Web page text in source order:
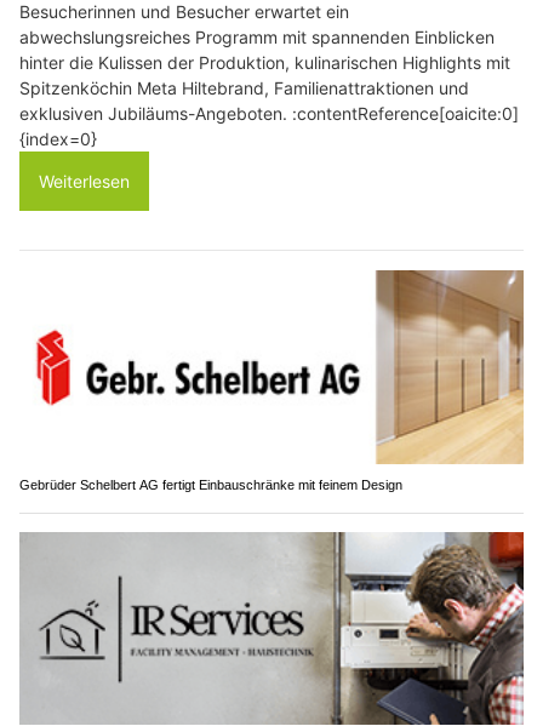
Besucherinnen und Besucher erwartet ein
abwechslungsreiches Programm mit spannenden Einblicken
hinter die Kulissen der Produktion, kulinarischen Highlights mit
Spitzenköchin Meta Hiltebrand, Familienattraktionen und
exklusiven Jubiläums-Angeboten. :contentReference[oaicite:0]
{index=0}
Weiterlesen
Gebrüder Schelbert AG fertigt Einbauschränke mit feinem Design